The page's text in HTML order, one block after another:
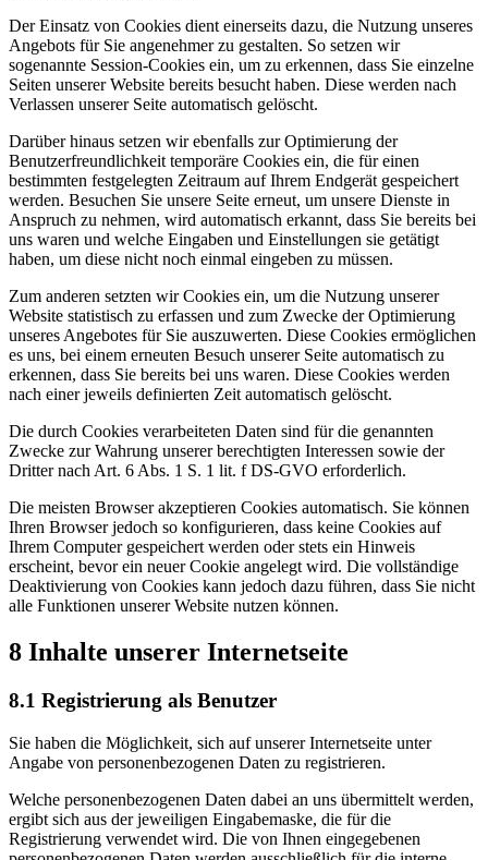
Der Einsatz von Cookies dient einerseits dazu, die Nutzung unseres
Angebots für Sie angenehmer zu gestalten. So setzen wir
sogenannte Session-Cookies ein, um zu erkennen, dass Sie einzelne
Seiten unserer Website bereits besucht haben. Diese werden nach
Verlassen unserer Seite automatisch gelöscht.
Darüber hinaus setzen wir ebenfalls zur Optimierung der
Benutzerfreundlichkeit temporäre Cookies ein, die für einen
bestimmten festgelegten Zeitraum auf Ihrem Endgerät gespeichert
werden. Besuchen Sie unsere Seite erneut, um unsere Dienste in
Anspruch zu nehmen, wird automatisch erkannt, dass Sie bereits bei
uns waren und welche Eingaben und Einstellungen sie getätigt
haben, um diese nicht noch einmal eingeben zu müssen.
Zum anderen setzten wir Cookies ein, um die Nutzung unserer
Website statistisch zu erfassen und zum Zwecke der Optimierung
unseres Angebotes für Sie auszuwerten. Diese Cookies ermöglichen
es uns, bei einem erneuten Besuch unserer Seite automatisch zu
erkennen, dass Sie bereits bei uns waren. Diese Cookies werden
nach einer jeweils definierten Zeit automatisch gelöscht.
Die durch Cookies verarbeiteten Daten sind für die genannten
Zwecke zur Wahrung unserer berechtigten Interessen sowie der
Dritter nach Art. 6 Abs. 1 S. 1 lit. f DS-GVO erforderlich.
Die meisten Browser akzeptieren Cookies automatisch. Sie können
Ihren Browser jedoch so konfigurieren, dass keine Cookies auf
Ihrem Computer gespeichert werden oder stets ein Hinweis
erscheint, bevor ein neuer Cookie angelegt wird. Die vollständige
Deaktivierung von Cookies kann jedoch dazu führen, dass Sie nicht
alle Funktionen unserer Website nutzen können.
8 Inhalte unserer Internetseite
8.1 Registrierung als Benutzer
Sie haben die Möglichkeit, sich auf unserer Internetseite unter
Angabe von personenbezogenen Daten zu registrieren.
Welche personenbezogenen Daten dabei an uns übermittelt werden,
ergibt sich aus der jeweiligen Eingabemaske, die für die
Registrierung verwendet wird. Die von Ihnen eingegebenen